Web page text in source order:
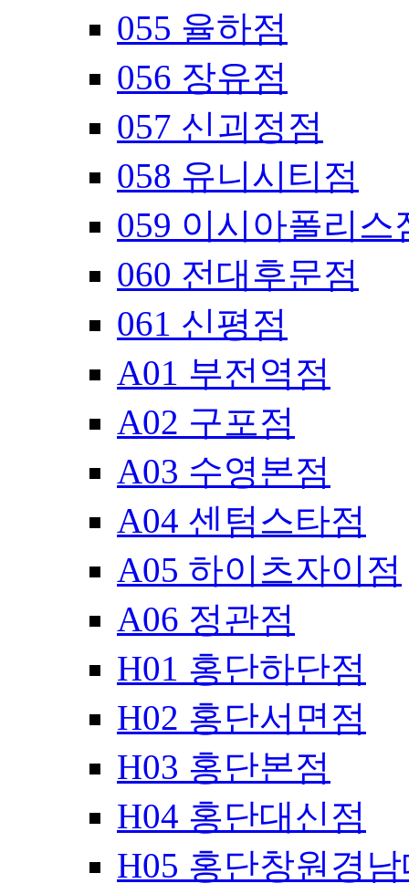
055 율하점
056 장유점
057 신괴정점
058 유니시티점
059 이시아폴리스
060 전대후문점
061 신평점
A01 부전역점
A02 구포점
A03 수영본점
A04 센텀스타점
A05 하이츠자이점
A06 정관점
H01 홍단하단점
H02 홍단서면점
H03 홍단본점
H04 홍단대신점
H05 홍단창원경